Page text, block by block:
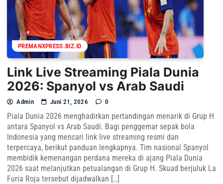
PREMANXPRESS.BIZ.ID
Link Live Streaming Piala Dunia
2026: Spanyol vs Arab Saudi
Admin Juni 21, 2026 0
Piala Dunia 2026 menghadirkan pertandingan menarik di Grup H
antara Spanyol vs Arab Saudi. Bagi penggemar sepak bola
Indonesia yang mencari link live streaming resmi dan
terpercaya, berikut panduan lengkapnya. Tim nasional Spanyol
membidik kemenangan perdana mereka di ajang Piala Dunia
2026 saat melanjutkan petualangan di Grup H. Skuad berjuluk La
Furia Roja tersebut dijadwalkan […]